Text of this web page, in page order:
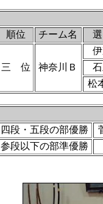
順位 チーム名
三 位 神奈川Ｂ
松
四段・五段の部優勝
参段以下の部準優勝